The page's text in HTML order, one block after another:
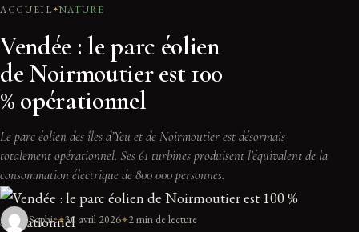
ACCUEIL NATURE
Vendée : le parc éolien
de Noirmoutier est 100
% opérationnel
Le parc éolien des îles d’Yeu et de Noirmoutier est désormais
totalement opérationnel. Ses 61 turbines produisent l'équivalent de la
consommation électrique de 800 000 personnes.
Sophie 30 avril 2026 2 min de lecture